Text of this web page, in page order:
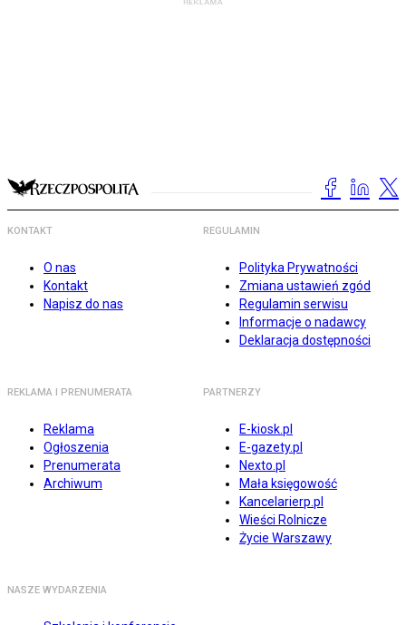
KONTAKT
O nas
Kontakt
Napisz do nas
REGULAMIN
Polityka Prywatności
Zmiana ustawień zgód
Regulamin serwisu
Informacje o nadawcy
Deklaracja dostępności
REKLAMA I PRENUMERATA
Reklama
Ogłoszenia
Prenumerata
Archiwum
PARTNERZY
E-kiosk.pl
E-gazety.pl
Nexto.pl
Mała księgowość
Kancelarierp.pl
Wieści Rolnicze
Życie Warszawy
NASZE WYDARZENIA